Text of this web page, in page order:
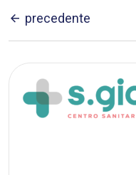
precedente